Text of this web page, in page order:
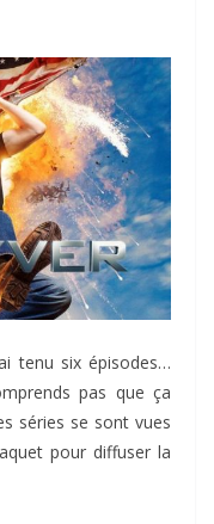
tenu six épisodes…
pas que ça
séries se sont vues
pour diffuser la